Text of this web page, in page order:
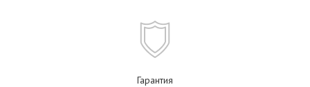
Гарантия